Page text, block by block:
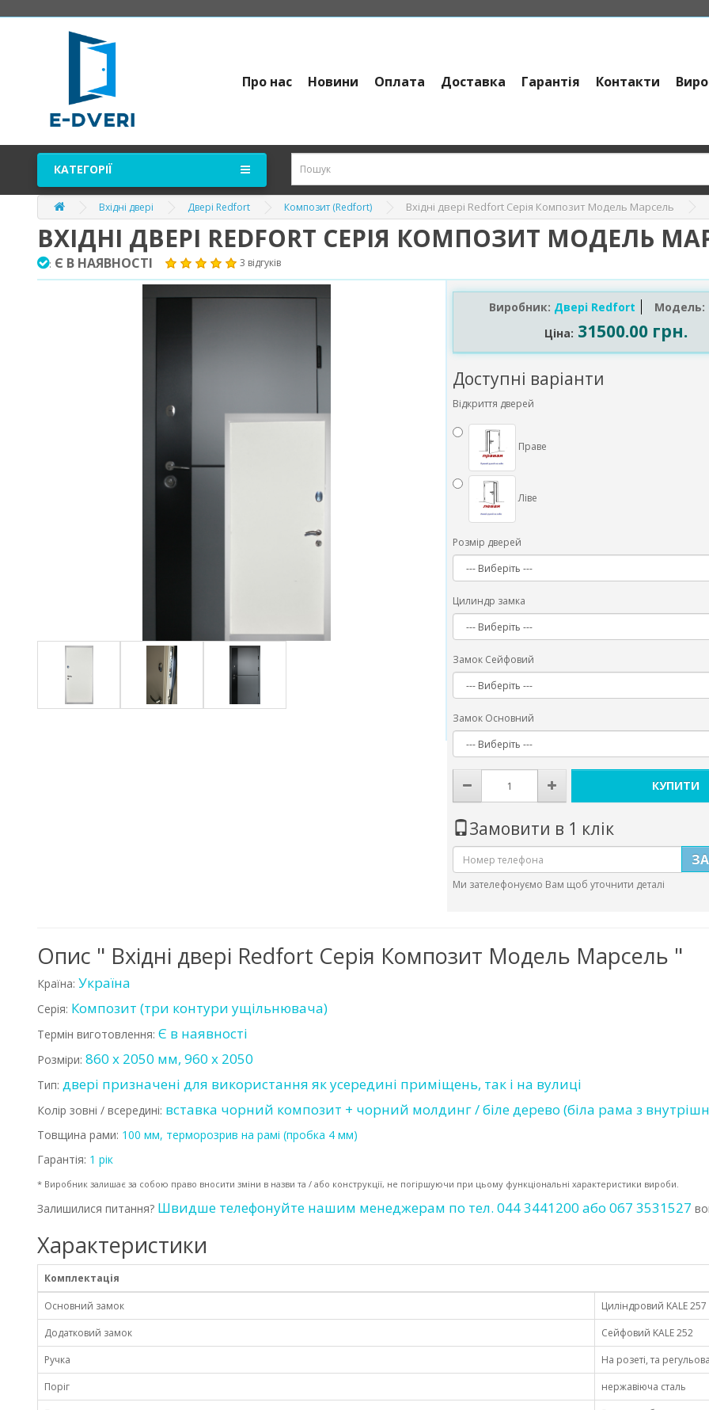
Про нас Новини Оплата Доставка Гарантія Контакти
КАТЕГОРІЇ
Вхідні двері Двері Redfort Композит (Redfort) Вхідні двері Redfort Серія Композит Модель Марсель
ВХІДНІ ДВЕРІ REDFORT СЕРІЯ КОМПОЗИТ МОДЕЛЬ
: Є В НАЯВНОСТІ 3 відгуків
Виробник: Двері Redfort Модель:
Ціна: 31500.00 грн.
Доступні варіанти
Відкриття дверей
Праве
Ліве
Розмір дверей
Цилиндр замка
Замок Сейфовий
Замок Основний
КУПИТИ
Замовити в 1 клік
Ми зателефонуємо Вам щоб уточнити деталі
Опис " Вхідні двері Redfort Серія Композит Модель Марсель "
Країна: Україна
Серія: Композит (три контури ущільнювача)
Термін виготовлення: Є в наявності
Розміри: 860 х 2050 мм, 960 х 2050
Тип: двері призначені для використання як усередині приміщень, так і на вулиці
Колір зовні / всередині: вставка чорний композит + чорний молдинг / біле дерево (біла рама з
Товщина рами: 100 мм, терморозрив на рамі (пробка 4 мм)
Гарантія: 1 рік
* Виробник залишає за собою право вносити зміни в назви та / або конструкції, не погіршуючи при цьому функціональні характеристики вироби.
Залишилися питання? Швидше телефонуйте нашим менеджерам по тел. 044 3441200 або 067 3531527
Характеристики
Комплектація
Основний замок
Циліндровий KALE 257
Додатковий замок
Сейфовий KALE 252
Ручка
На розеті, та
Поріг
нержавіюча сталь